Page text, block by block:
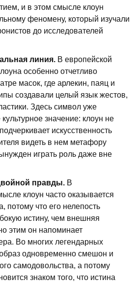
и в этом смысле клоун
феномену, который изучали
до исследователей
линия. В европейской
особенно отчетливо
масок, где арлекин, паяц и
создавали целый язык жестов,
Здесь символ уже
значение: клоун не
искусственность
видеть в нем метафору
играть роль даже вне
правды. В
клоун часто оказывается
потому что его нелепость
истину, чем внешняя
этим он напоминает
Во многих легендарных
одновременно смешон и
самодовольства, а потому
знаком того, что истина